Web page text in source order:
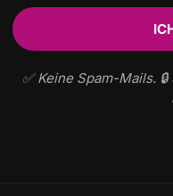
✅ Keine Spam-Mails.